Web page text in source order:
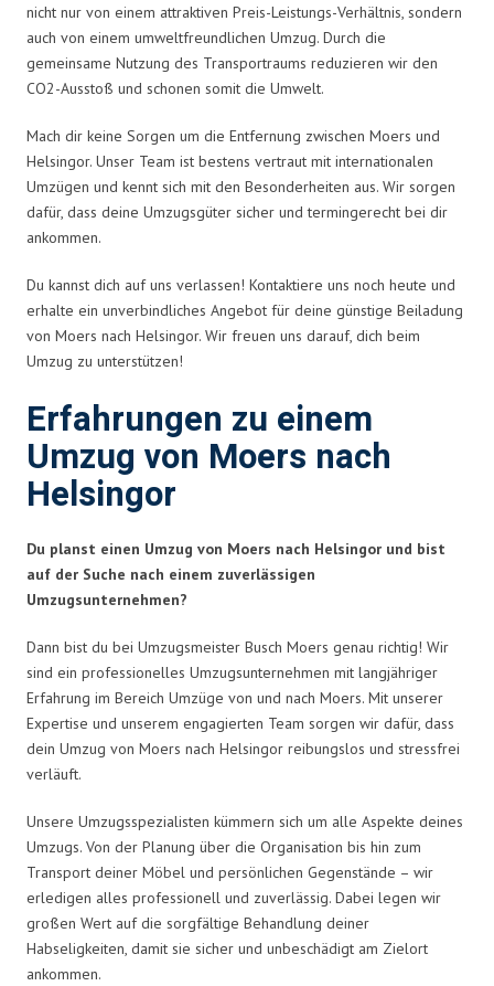
nicht nur von einem attraktiven Preis-Leistungs-Verhältnis, sondern
auch von einem umweltfreundlichen Umzug. Durch die
gemeinsame Nutzung des Transportraums reduzieren wir den
CO2-Ausstoß und schonen somit die Umwelt.
Mach dir keine Sorgen um die Entfernung zwischen Moers und
Helsingor. Unser Team ist bestens vertraut mit internationalen
Umzügen und kennt sich mit den Besonderheiten aus. Wir sorgen
dafür, dass deine Umzugsgüter sicher und termingerecht bei dir
ankommen.
Du kannst dich auf uns verlassen! Kontaktiere uns noch heute und
erhalte ein unverbindliches Angebot für deine günstige Beiladung
von Moers nach Helsingor. Wir freuen uns darauf, dich beim
Umzug zu unterstützen!
Erfahrungen zu einem
Umzug von Moers nach
Helsingor
Du planst einen Umzug von Moers nach Helsingor und bist
auf der Suche nach einem zuverlässigen
Umzugsunternehmen?
Dann bist du bei Umzugsmeister Busch Moers genau richtig! Wir
sind ein professionelles Umzugsunternehmen mit langjähriger
Erfahrung im Bereich Umzüge von und nach Moers. Mit unserer
Expertise und unserem engagierten Team sorgen wir dafür, dass
dein Umzug von Moers nach Helsingor reibungslos und stressfrei
verläuft.
Unsere Umzugsspezialisten kümmern sich um alle Aspekte deines
Umzugs. Von der Planung über die Organisation bis hin zum
Transport deiner Möbel und persönlichen Gegenstände – wir
erledigen alles professionell und zuverlässig. Dabei legen wir
großen Wert auf die sorgfältige Behandlung deiner
Habseligkeiten, damit sie sicher und unbeschädigt am Zielort
ankommen.